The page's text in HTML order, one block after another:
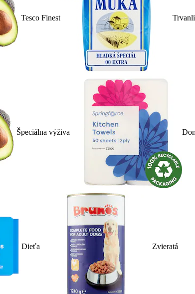
Tesco Finest
Špeciálna výživa
Dieťa Zvieratá